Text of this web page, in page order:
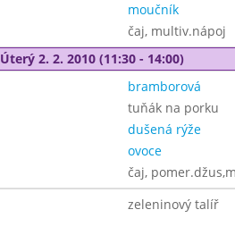
moučník
čaj, multiv.nápoj
Úterý 2. 2. 2010 (11:30 - 14:00)
bramborová
tuňák na porku
dušená rýže
ovoce
čaj,
zeleninový talíř